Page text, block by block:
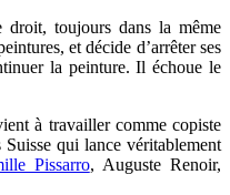
droit, toujours dans la même
et décide d’arrêter ses
la peinture. Il échoue le
à travailler comme copiste
qui lance véritablement
Pissarro, Auguste Renoir,